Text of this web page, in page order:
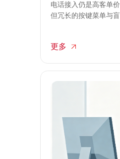
电话接入仍是高客单
但冗长的按键菜单与
度植入客服外包体系
双重提升。
更多